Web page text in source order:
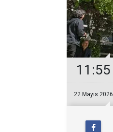
11:55
22 Mayıs 2026